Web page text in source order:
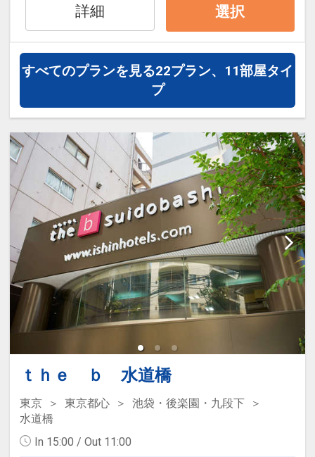
ン」を掲載しています。
※ご覧のページがどちらかを【食事条
み下さい。
31日
インターネットコース番号：DP-1-
17444129
詳細 選択
すべてのプランを見る22プラン、11部屋タイ
プ
ｔｈｅ ｂ 水道橋
東京 東京都心
池袋・後楽園・九段下
水道橋
In 15:00 / Out 11:00